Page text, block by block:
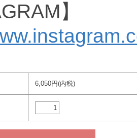
】
6,050円(内税)